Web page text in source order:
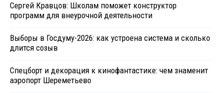
Сергей Кравцов: Школам поможет конструктор
программ для внеурочной деятельности
Выборы в Госдуму-2026: как устроена система и сколько
длится созыв
Спецборт и декорация к кинофантастике: чем знаменит
аэропорт Шереметьево